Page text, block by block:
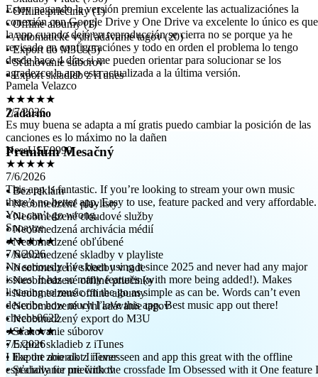
la app cuando dejó en reproducción se cierra no se porque ya he
revisado en configuraciónes y todo en orden el problema lo tengo
desde hace 4 días si me pueden orientar para solucionar se los
agradezco la app esta actualizada a la última versión.
Pamela Velazco
★★★★★
7/7/2026
Es muy buena se adapta a mí gratis puedo cambiar la posición de las
canciones es lo máximo no la dañen
NessUSE9999
★★★★★
7/6/2026
This app is fantastic. If you’re looking to stream your own music
there’s no better app. Easy to use, feature packed and very affordable.
You can’t go wrong.
Snoayze
★★★★★
7/6/2026
No seriously I’ve been using it since 2025 and never had any major
issues. It has so many features (with more being added!). Makes
listening to music on the go as simple as can be. Words can’t even
describe how much I love this app. Best music app out there!
cheche0622
★★★★★
7/5/2026
I like the aoo alot I never seen and app this great with the offline
especially for me with the crossfade Im Obsessed with it One feature I
would like to see added is beat-synced cross, It would be amazing if
the app could could automatically match the BPM of two songs
• Offline priečinky (1)
• Offline albumy (1)
• Automatické vyhľadávanie tagov (20)
• Export do M3U (5)
• Sťahovanie súborov
• Export skladieb z iTunes
Zadarmo
Premium Mesačný
• Bez reklám
• Neobmedzené playlisty
• Neobmedzené cloudové služby
• Neobmedzená archivácia médií
• Neobmedzené obľúbené
• Neobmedzené skladby v playliste
• Neobmedzené skladby v rade
• Neobmedzené offline priečinky
• Neobmedzené offline albumy
• Neobmedzené vyhľadávanie tagov
• Neobmedzený export do M3U
• Sťahovanie súborov
• Export skladieb z iTunes
• Export zbierok z iTunes
• Sťahovanie priečinkov